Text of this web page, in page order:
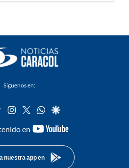
Síguenos en:
tiktok instagram
twitterwhatsapp
google
en
youtube-
nuestra app en